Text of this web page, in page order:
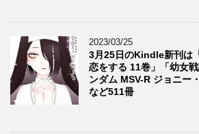
2023/03/25
3月25日のKindle新刊は
恋をする 11巻」「幼女
ンダム MSV-R ジョニー
など511冊